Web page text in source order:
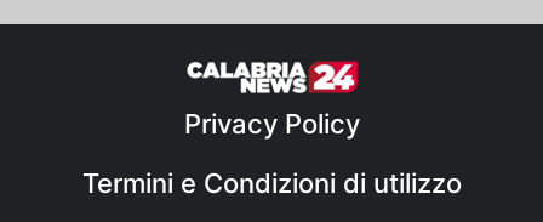
Privacy Policy
Termini e Condizioni di utilizzo